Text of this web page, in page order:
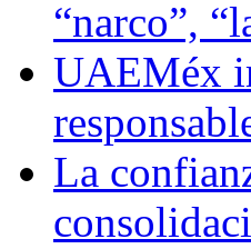
“narco”,
UAEMéx
La